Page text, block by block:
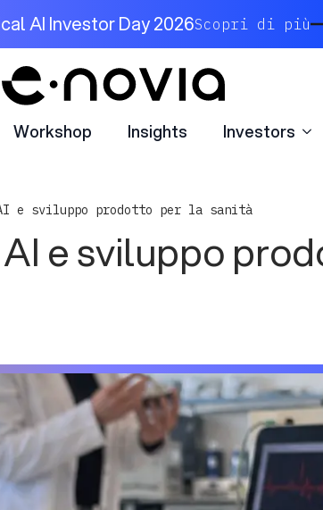
AI Investor Day 2026Scopri di più
Workshop Insights Investors
e sviluppo prodotto per la sanità
e sviluppo